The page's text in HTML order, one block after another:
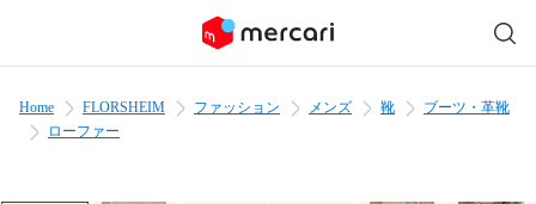
Home FLORSHEIM ファッション メンズ 靴
ブーツ・革靴
ローファー